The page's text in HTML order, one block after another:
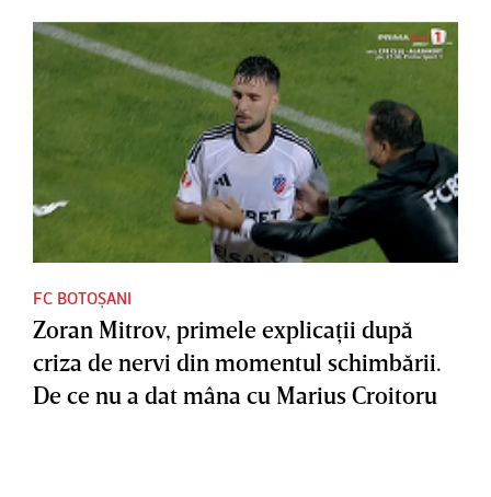
FC BOTOȘANI
Zoran Mitrov, primele explicaţii după
criza de nervi din momentul schimbării.
De ce nu a dat mâna cu Marius Croitoru